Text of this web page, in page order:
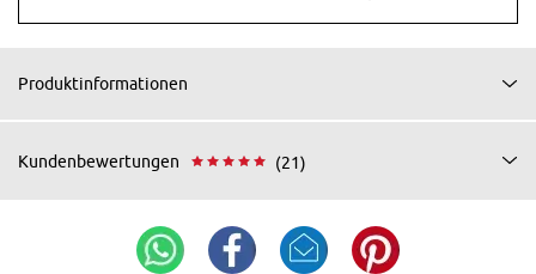
Produktinformationen
Kundenbewertungen (21)